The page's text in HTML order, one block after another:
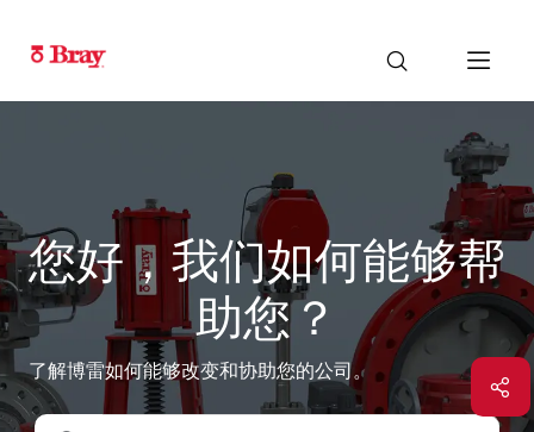
您好，我们如何能够帮
助您？
了解博雷如何能够改变和协助您的公司。